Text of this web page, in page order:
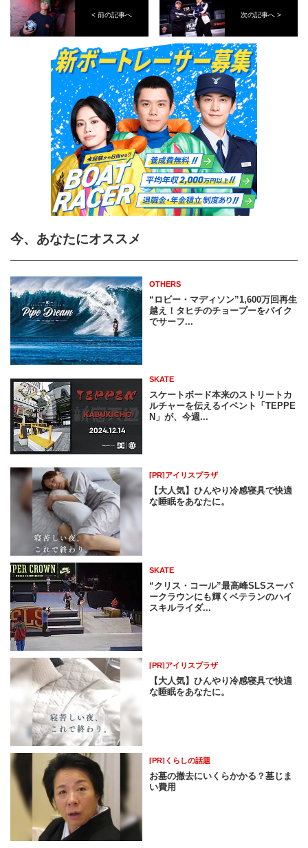
< 前の記事へ 次の記事へ >
今、あなたにオススメ
OTHERS
“ロビー・マディソン”1,600万回再生
越え！タヒチのチョープーをバイク
でサーフ...
SKATE
スケートボード本来のストリートカ
ルチャーを伝えるイベント「TEPPE
N」が、今週...
[PR]アイリスプラザ
【大人気】ひんやり冷感寝具で快適
な睡眠をあなたに。
SKATE
“クリス・コール”最高峰SLSスーパ
ークラウンにも輝くベテランのハイ
スキルライダ...
[PR]アイリスプラザ
【大人気】ひんやり冷感寝具で快適
な睡眠をあなたに。
[PR]くらしの話題
お墓の撤去にいくらかかる？墓じま
い費用